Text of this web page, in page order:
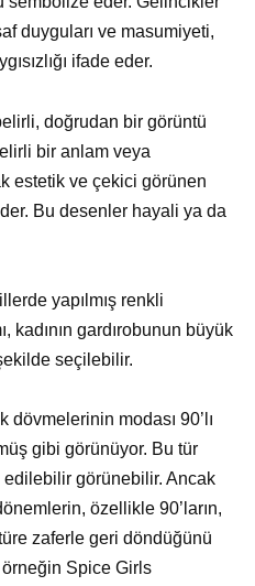
duyguları ve masumiyeti,
ifade eder.
doğrudan bir görüntü
bir anlam veya
estetik ve çekici görünen
Bu desenler hayali ya da
yapılmış renkli
kadının gardırobunun büyük
seçilebilir.
modası 90’lı
gibi görünüyor. Bu tür
edilebilir görünebilir. Ancak
özellikle 90’ların,
zaferle geri döndüğünü
Spice Girls